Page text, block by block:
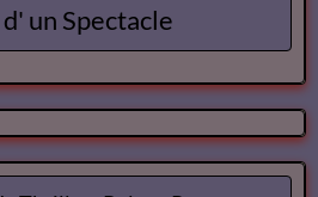
un Spectacle